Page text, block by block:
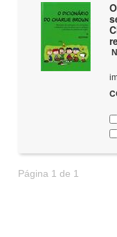
Página 1 de 1